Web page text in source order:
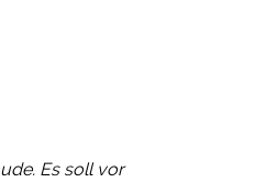
Es soll vor